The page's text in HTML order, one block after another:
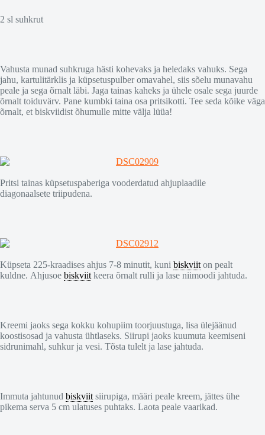
2 sl suhkrut
Vahusta munad suhkruga hästi kohevaks ja heledaks vahuks. Sega
jahu, kartulitärklis ja küpsetuspulber omavahel, siis sõelu munavahu
peale ja sega õrnalt läbi. Jaga tainas kaheks ja ühele osale sega juurde
õrnalt toiduvärv. Pane kumbki taina osa pritsikotti. Tee seda kõike väga
õrnalt, et biskviidist õhumulle mitte välja lüüa!
Pritsi tainas küpsetuspaberiga vooderdatud ahjuplaadile
diagonaalsete triipudena.
Küpseta 225-kraadises ahjus 7-8 minutit, kuni biskviit on pealt
kuldne. Ahjusoe biskviit keera õrnalt rulli ja lase niimoodi jahtuda.
Kreemi jaoks sega kokku kohupiim toorjuustuga, lisa ülejäänud
koostisosad ja vahusta ühtlaseks. Siirupi jaoks kuumuta keemiseni
sidrunimahl, suhkur ja vesi. Tõsta tulelt ja lase jahtuda.
Immuta jahtunud biskviit siirupiga, määri peale kreem, jättes ühe
pikema serva 5 cm ulatuses puhtaks. Laota peale vaarikad.